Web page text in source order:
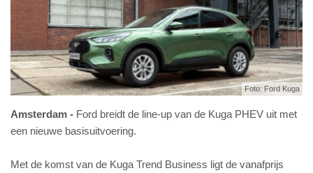
Foto: Ford Kuga
Amsterdam
Ford breidt de line-up van de Kuga PHEV uit met
een nieuwe basisuitvoering.
Met de komst van de Kuga Trend Business ligt de vanafprijs